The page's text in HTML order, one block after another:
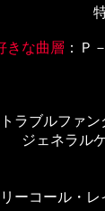
きな曲層 ：Ｐ
トラブルファ
ジェネラル
ーコール・